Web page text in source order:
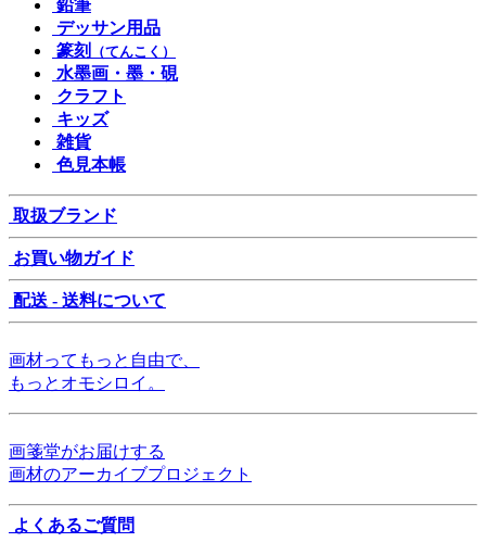
鉛筆
デッサン用品
篆刻
（てんこく）
水墨画・墨・硯
クラフト
キッズ
雑貨
色見本帳
取扱ブランド
お買い物ガイド
配送 - 送料について
画材ってもっと自由で、
もっとオモシロイ。
画箋堂がお届けする
画材のアーカイブプロジェクト
よくあるご質問